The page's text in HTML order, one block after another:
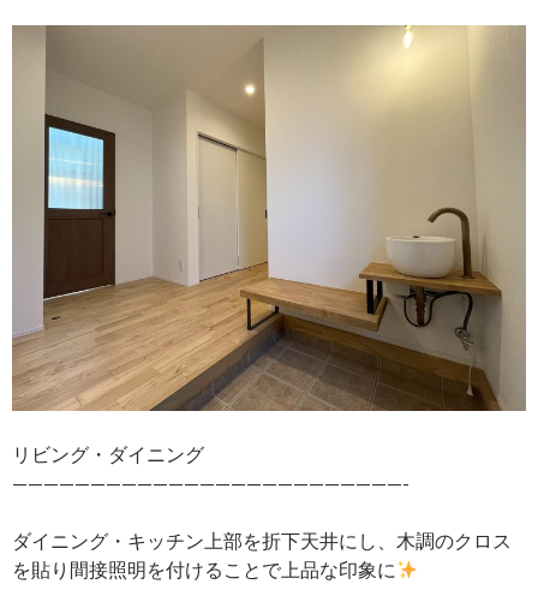
リビング・ダイニング
—————————————————————————-
ダイニング・キッチン上部を折下天井にし、木調のクロス
を貼り間接照明を付けることで上品な印象に